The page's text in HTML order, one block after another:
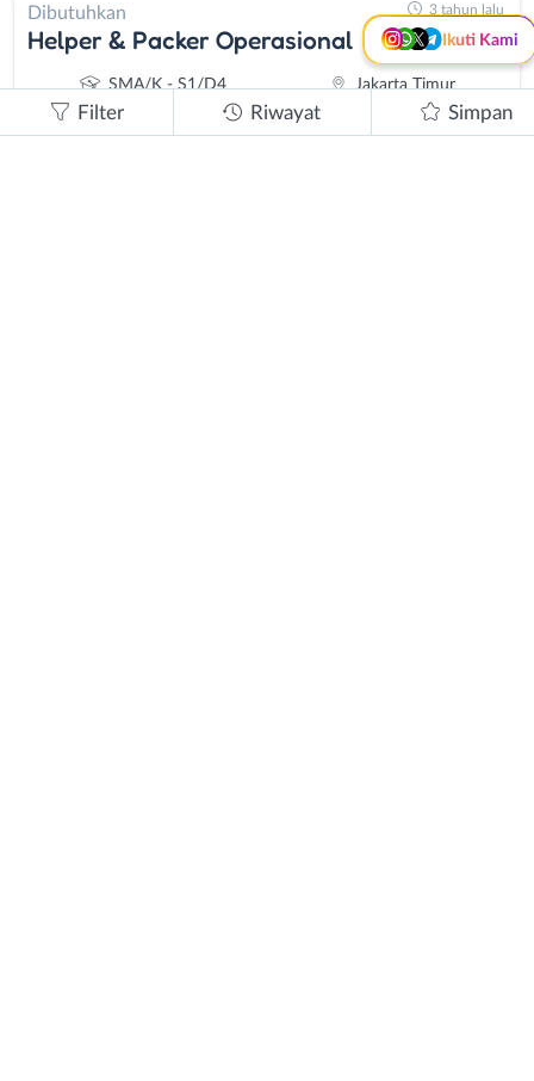
Dibutuhkan
Helper & Packer Operasional
SMA/K - S1/D4 Jakarta Timur
3 tahun lalu
Dibutuhkan 3 tahun lalu
Ikuti Kami
Filter Riwayat Simpan